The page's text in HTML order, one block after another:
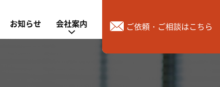
お知らせ 会社案内 ご依頼・ご相談はこちら